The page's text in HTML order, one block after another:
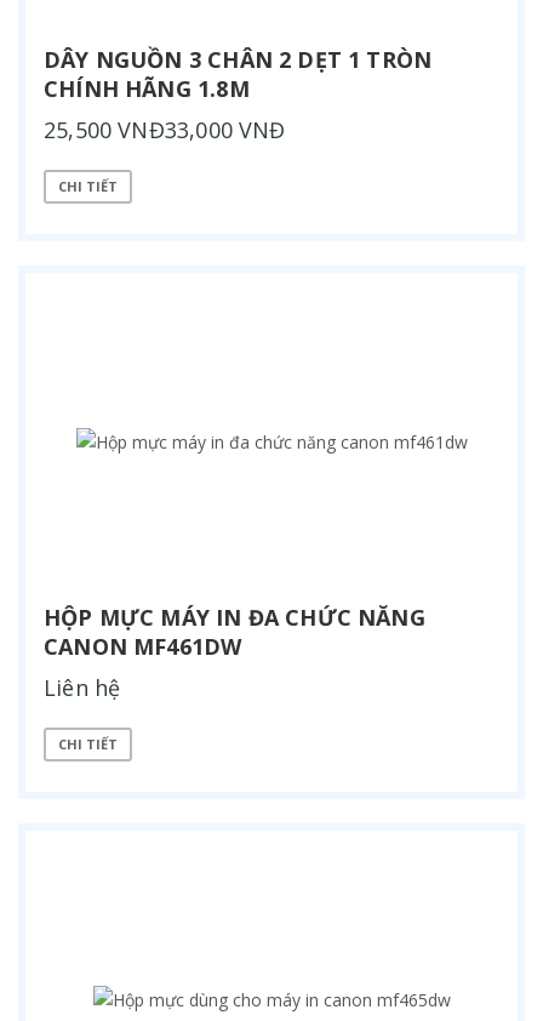
DÂY NGUỒN 3 CHÂN 2 DẸT 1 TRÒN
CHÍNH HÃNG 1.8M
25,500 VNĐ33,000 VNĐ
CHI TIẾT
HỘP MỰC MÁY IN ĐA CHỨC NĂNG
CANON MF461DW
Liên hệ
CHI TIẾT